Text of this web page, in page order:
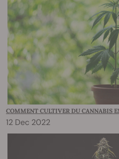
COMMENT CULTIVER DU CANNABIS
12 Dec 2022